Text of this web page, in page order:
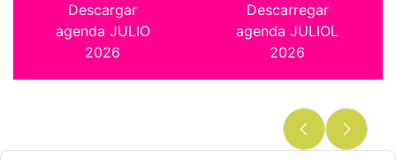
Descargar
agenda JULIO
2026
Descarregar
agenda JULIOL
2026